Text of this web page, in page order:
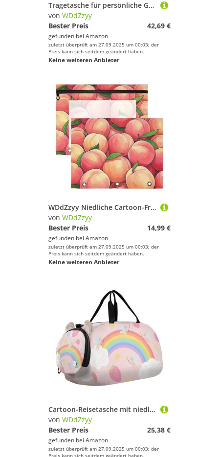
Tragetasche für persönliche Gegenstände, mit Nassfach, verstellbarer Riemen, für Wandern, großes Fassungsvermögen, Schwarz / Weiß / Braun
von WDdZzyy
Bester Preis
42,69 €
gefunden bei Amazon
zuletzt überprüft am 27.09.2025 um 00:03; der
Preis kann sich seitdem geändert haben.
Keine weiteren Anbieter
WDdZzyy Niedliche Cartoon-Frucht-Pfirsich-Bleistiftbeutel, 3 Löcher, Stifthalter, Etui für A4-Papier, Briefe, 2 Stück, Schüler Klasse
von WDdZzyy
Bester Preis
14,99 €
gefunden bei Amazon
zuletzt überprüft am 27.09.2025 um 00:03; der
Preis kann sich seitdem geändert haben.
Keine weiteren Anbieter
Cartoon-Reisetasche mit niedlichem Regenbogen-Erdbeer-Motiv, mit Schuhfach, multifunktional, für Reisen, Schwimmen, Tanzen, Ballett
von WDdZzyy
Bester Preis
25,38 €
gefunden bei Amazon
zuletzt überprüft am 27.09.2025 um 00:03; der
Preis kann sich seitdem geändert haben.